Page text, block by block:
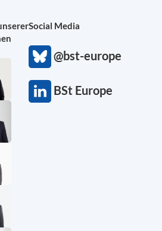
Social Media
@bst-europe
BSt Europe